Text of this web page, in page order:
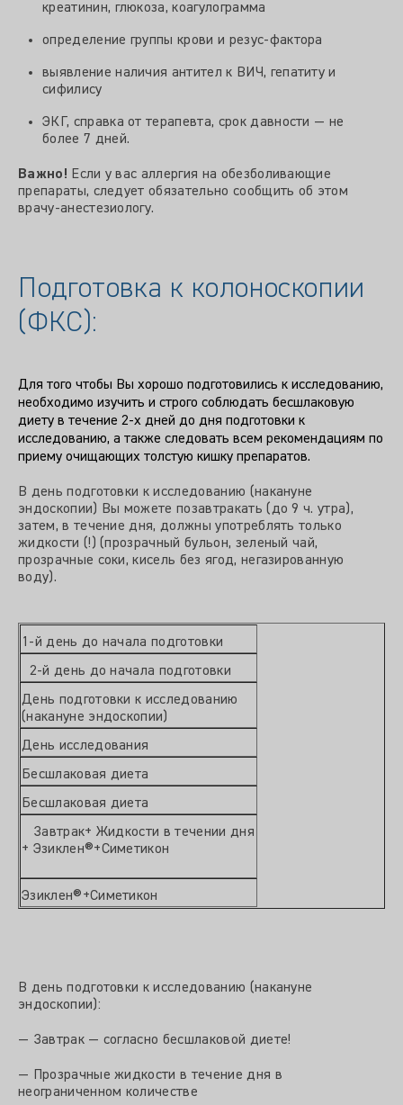
креатинин, глюкоза, коагулограмма
определение группы крови и резус-фактора
выявление наличия антител к ВИЧ, гепатиту и
сифилису
ЭКГ, справка от терапевта, срок давности — не
более 7 дней.
Важно! Если у вас аллергия на обезболивающие
препараты, следует обязательно сообщить об этом
врачу-анестезиологу.
Подготовка к колоноскопии
(ФКС):
Для того чтобы Вы хорошо подготовились к исследованию,
необходимо изучить и строго соблюдать бесшлаковую
диету в течение 2-х дней до дня подготовки к
исследованию, а также следовать всем рекомендациям по
приему очищающих толстую кишку препаратов.
В день подготовки к исследованию (накануне
эндоскопии) Вы можете позавтракать (до 9 ч. утра),
затем, в течение дня, должны употреблять только
жидкости (!) (прозрачный бульон, зеленый чай,
прозрачные соки, кисель без ягод, негазированную
воду).
1-й день до начала подготовки
2-й день до начала подготовки
День подготовки к исследованию
(накануне эндоскопии)
День исследования
Бесшлаковая диета
Бесшлаковая диета
Завтрак+ Жидкости в течении дня
+ Эзиклен®+Симетикон
Эзиклен®+Симетикон
В день подготовки к исследованию (накануне
эндоскопии):
— Завтрак — согласно бесшлаковой диете!
— Прозрачные жидкости в течение дня в
неограниченном количестве